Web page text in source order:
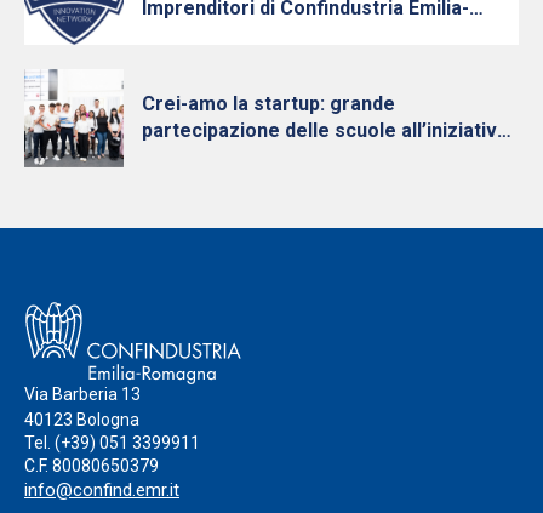
Imprenditori di Confindustria Emilia-
Crei-amo la startup: grande
partecipazione delle scuole all’iniziativa
Via Barberia 13
40123 Bologna
Tel. (+39) 051 3399911
C.F. 80080650379
info@confind.emr.it